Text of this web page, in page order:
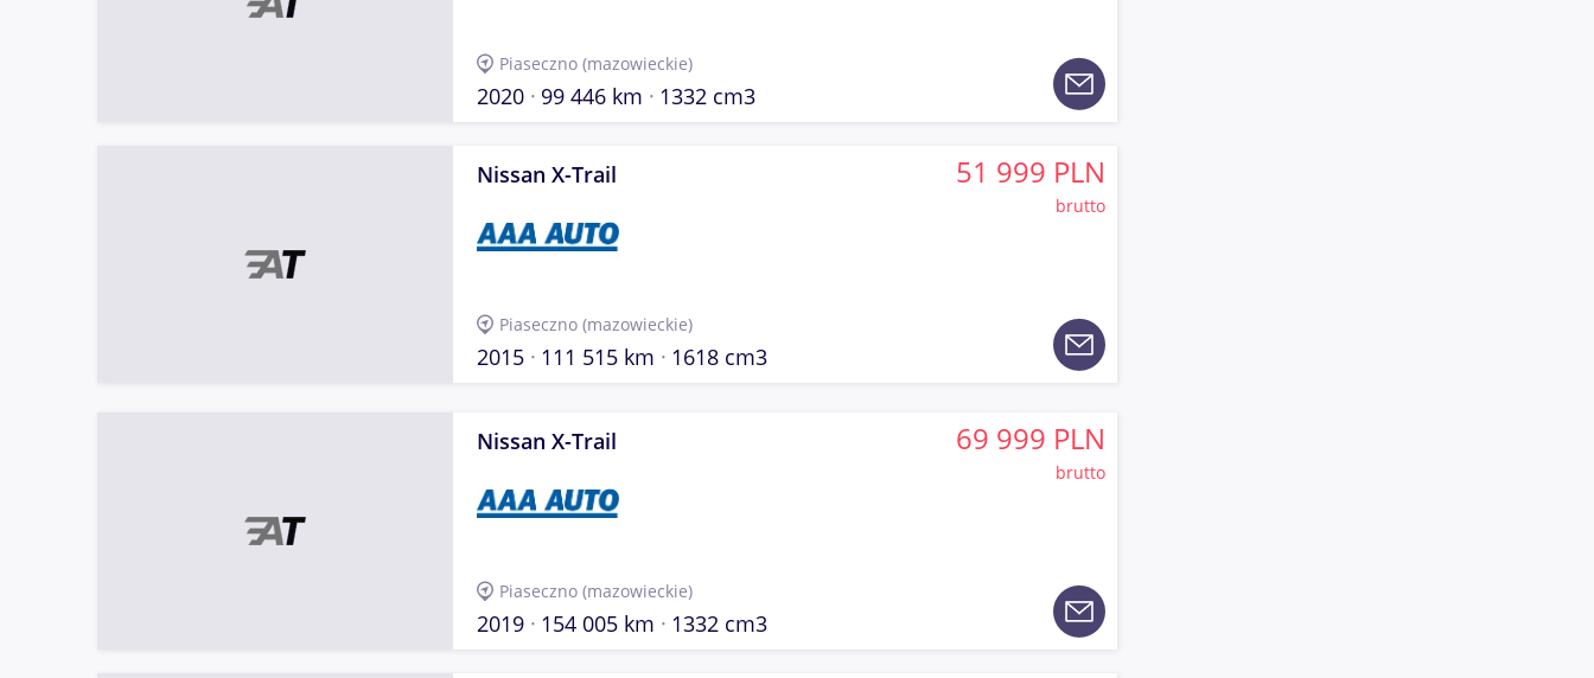
Piaseczno (mazowieckie)
2020 99 446 km 1332 cm3
Nissan X-Trail 51 999 PLN
brutto
Piaseczno (mazowieckie)
2015 111 515 km 1618 cm3
Nissan X-Trail 69 999 PLN
brutto
Piaseczno (mazowieckie)
2019 154 005 km 1332 cm3